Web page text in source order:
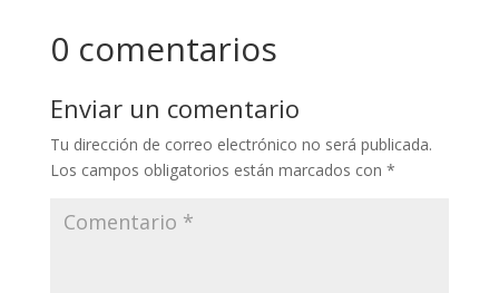
0 comentarios
Enviar un comentario
Tu dirección de correo electrónico no será publicada.
Los campos obligatorios están marcados con *